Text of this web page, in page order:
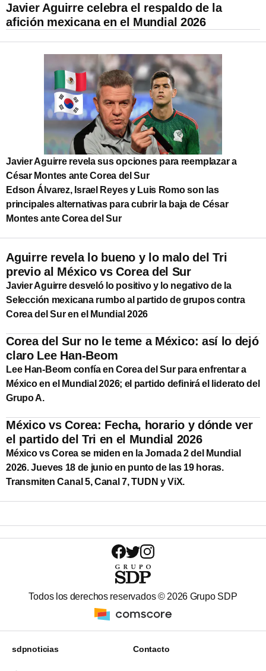
Javier Aguirre celebra el respaldo de la
afición mexicana en el Mundial 2026
Javier Aguirre revela sus opciones para reemplazar a
César Montes ante Corea del Sur
Edson Álvarez, Israel Reyes y Luis Romo son las
principales alternativas para cubrir la baja de César
Montes ante Corea del Sur
Aguirre revela lo bueno y lo malo del Tri
previo al México vs Corea del Sur
Javier Aguirre desveló lo positivo y lo negativo de la
Selección mexicana rumbo al partido de grupos contra
Corea del Sur en el Mundial 2026
Corea del Sur no le teme a México: así lo dejó
claro Lee Han-Beom
Lee Han-Beom confía en Corea del Sur para enfrentar a
México en el Mundial 2026; el partido definirá el liderato del
Grupo A.
México vs Corea: Fecha, horario y dónde ver
el partido del Tri en el Mundial 2026
México vs Corea se miden en la Jornada 2 del Mundial
2026. Jueves 18 de junio en punto de las 19 horas.
Transmiten Canal 5, Canal 7, TUDN y ViX.
Todos los derechos reservados ©2026 Grupo SDP
sdpnoticias Contacto